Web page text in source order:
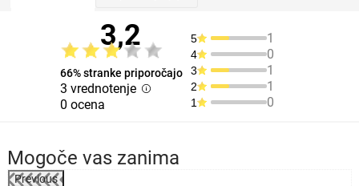
3,2
66% stranke priporočajo
3 vrednotenje
0 ocena
5 1
4 0
3 1
2 1
1 0
Mogoče vas zanima
Previous